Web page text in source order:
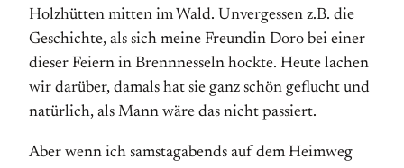
Holzhütten mitten im Wald. Unvergessen z.B. die
Geschichte, als sich meine Freundin Doro bei einer
dieser Feiern in Brennnesseln hockte. Heute lachen
wir darüber, damals hat sie ganz schön geflucht und
natürlich, als Mann wäre das nicht passiert.
Aber wenn ich samstagabends auf dem Heimweg